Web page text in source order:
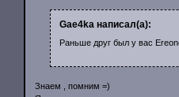
Gae4ka написал(а):
Раньше друг был у вас
Знаем , помним =)